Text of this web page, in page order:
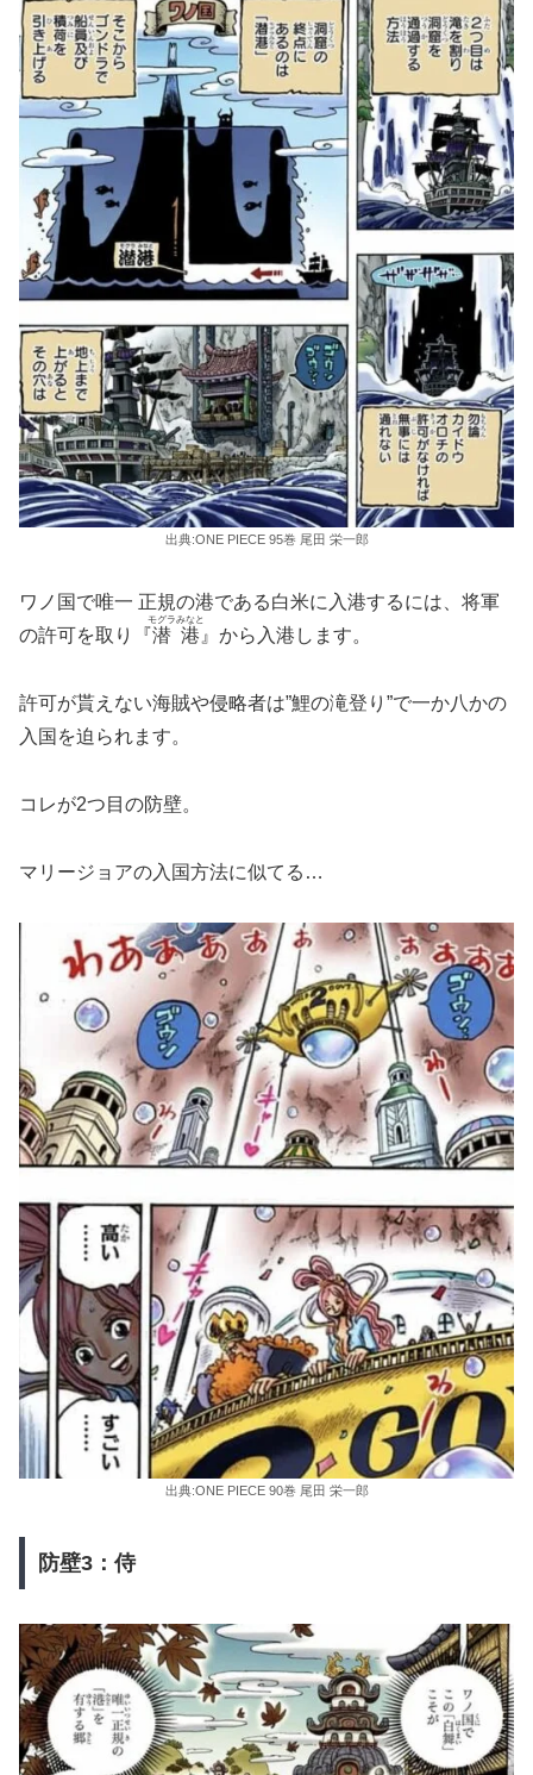
出典:ONE PIECE 95巻 尾田 栄一郎
ワノ国で唯一 正規の港である白米に入港するには、将軍
の許可を取り『潜港
モグラみなと
』から入港します。
許可が貰えない海賊や侵略者は”鯉の滝登り”で一か八かの
入国を迫られます。
コレが2つ目の防壁。
マリージョアの入国方法に似てる…
出典:ONE PIECE 90巻 尾田 栄一郎
防壁3：侍